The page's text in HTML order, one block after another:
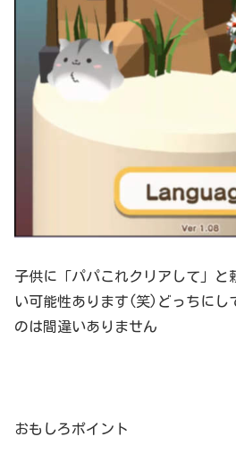
子供に「パパこれクリアして」と
い可能性あります(笑)どっちにし
のは間違いありません
おもしろポイント